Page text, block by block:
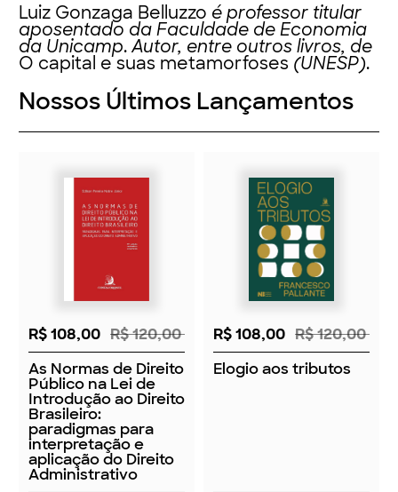
Luiz Gonzaga Belluzzo é professor titular
aposentado da Faculdade de Economia
da Unicamp. Autor, entre outros livros, de
O capital e suas metamorfoses (UNESP).
Nossos Últimos Lançamentos
R$ 108,00 R$ 120,00
As Normas de Direito
Público na Lei de
Introdução ao Direito
Brasileiro:
paradigmas para
interpretação e
aplicação do Direito
Administrativo
R$ 108,00 R$ 120,00
Elogio aos tributos